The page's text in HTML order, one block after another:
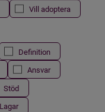
Vill adoptera
Definition
Ansvar
Stöd
Lagar